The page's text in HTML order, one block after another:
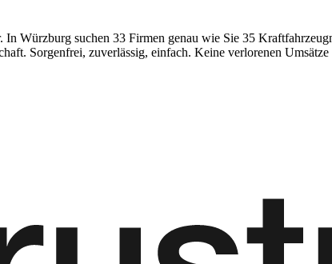
Würzburg suchen 33 Firmen genau wie Sie 35
Sorgenfrei, zuverlässig, einfach. Keine verlorenen Umsätze